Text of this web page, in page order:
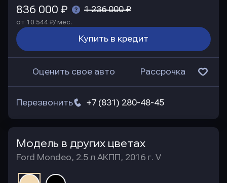
836 000 ₽ 1 236 000 ₽
от 10 544 ₽/ мес.
Купить в кредит
Оценить свое авто Рассрочка
+7 (831) 280-48-45
Перезвонить
Модель в других цветах
Ford Mondeo, 2.5 л АКПП, 2016 г. V